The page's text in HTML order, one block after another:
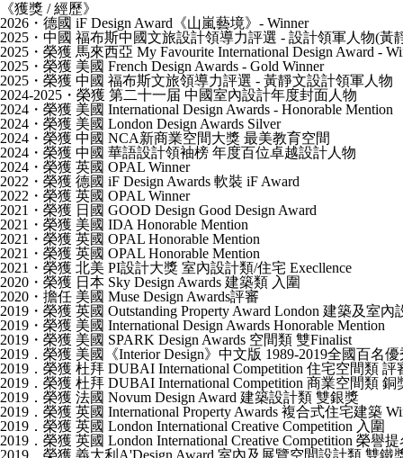
《獲獎 / 經歷》
2026・德國 iF Design Award《山嵐藝境》- Winner
2025・中國 福布斯中國文旅設計領導力評選 - 設計領軍人物(黃
2025・榮獲 馬來西亞 My Favourite International Design Award -
2025・榮獲 美國 French Design Awards - Gold Winner
2025・榮獲 中國 福布斯文旅領導力評選 - 黃靜文設計領軍人物
2024-2025・榮獲 第二十一届 中國室內設計年度封面人物
2024・榮獲 美國 International Design Awards - Honorable Mention
2024・榮獲 美國 London Design Awards Silver
2024・榮獲 中國 NCA新商業空間大獎 最美教育空間
2024・榮獲 中國 華語設計領袖榜 年度百位卓越設計人物
2024・榮獲 英國 OPAL Winner
2022・榮獲 德國 iF Design Awards 軟裝 iF Award
2022・榮獲 英國 OPAL Winner
2021・榮獲 日國 GOOD Design Good Design Award
2021・榮獲 美國 IDA Honorable Mention
2021・榮獲 英國 OPAL Honorable Mention
2021・榮獲 英國 OPAL Honorable Mention
2021・榮獲 北美 PI設計大獎 室內設計類/住宅 Execllence
2020・榮獲 日本 Sky Design Awards 建築類 入圍
2020・擔任 美國 Muse Design Awards評審
2019・榮獲 英國 Outstanding Property Award London 建築及室內
2019・榮獲 美國 International Design Awards Honorable Mention
2019・榮獲 美國 SPARK Design Awards 空間類 雙Finalist
2019．榮獲 美國《Interior Design》中文版 1989-2019全國百名
2019．榮獲 杜拜 DUBAI International Competition 住宅空間類
2019．榮獲 杜拜 DUBAI International Competition 商業空間類 銅
2019．榮獲 法國 Novum Design Award 建築設計類 雙銀獎
2019．榮獲 英國 International Property Awards 複合式住宅建築
2019．榮獲 英國 London International Creative Competition 入圍
2019．榮獲 英國 London International Creative Competition 榮譽
2019．榮獲 義大利A'Design Award 室內及展覽空間設計類 雙鐵